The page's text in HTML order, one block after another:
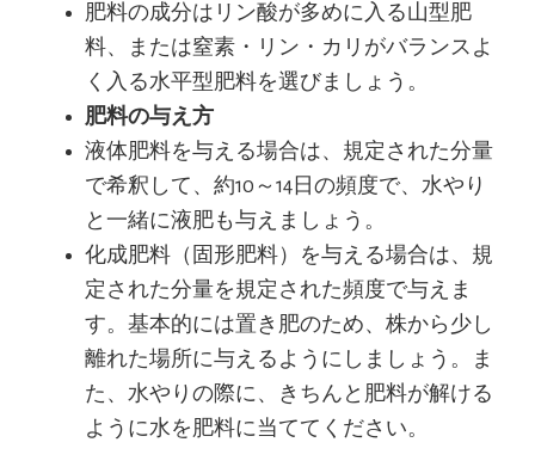
肥料の成分はリン酸が多めに入る山型肥
料、または窒素・リン・カリがバランスよ
く入る水平型肥料を選びましょう。
肥料の与え方
液体肥料を与える場合は、規定された分量
で希釈して、約10～14日の頻度で、水やり
と一緒に液肥も与えましょう。
化成肥料（固形肥料）を与える場合は、規
定された分量を規定された頻度で与えま
す。基本的には置き肥のため、株から少し
離れた場所に与えるようにしましょう。ま
た、水やりの際に、きちんと肥料が解ける
ように水を肥料に当ててください。